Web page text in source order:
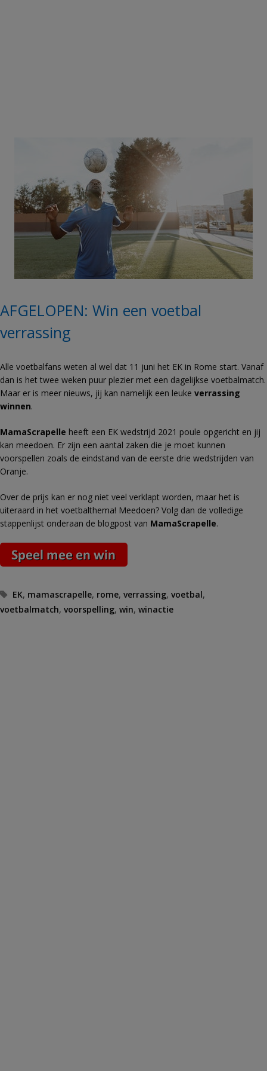
AFGELOPEN: Win een voetbal
verrassing
Alle voetbalfans weten al wel dat 11 juni het EK in Rome start. Vanaf
dan is het twee weken puur plezier met een dagelijkse voetbalmatch.
Maar er is meer nieuws, jij kan namelijk een leuke verrassing
winnen.
MamaScrapelle heeft een EK wedstrijd 2021 poule opgericht en jij
kan meedoen. Er zijn een aantal zaken die je moet kunnen
voorspellen zoals de eindstand van de eerste drie wedstrijden van
Oranje.
Over de prijs kan er nog niet veel verklapt worden, maar het is
uiteraard in het voetbalthema! Meedoen? Volg dan de volledige
stappenlijst onderaan de blogpost van MamaScrapelle.
Tags
EK, mamascrapelle, rome,verrassing,voetbal,
voetbalmatch, voorspelling, win, winactie